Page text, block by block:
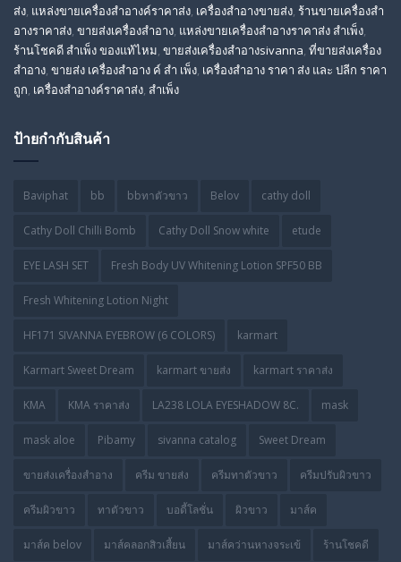
ส่ง, แหล่งขายเครื่องสําอางค์ราคาส่ง, เครื่องสําอางขายส่ง, ร้านขายเครื่องสํา
อางราคาส่ง, ขายส่งเครื่องสําอาง, แหล่งขายเครื่องสําอางราคาส่ง สําเพ็ง,
ร้านโชคดี สําเพ็ง ของแท้ไหม, ขายส่งเครื่องสําอางsivanna, ที่ขายส่งเครื่อง
สําอาง, ขายส่ง เครื่องสำอาง ค์ สำ เพ็ง, เครื่องสำอาง ราคา ส่ง และ ปลีก ราคา
ถูก, เครื่องสำอางค์ราคาส่ง, สำเพ็ง
ป้ายกำกับสินค้า
Baviphat bb bbทาตัวขาว Belov cathy doll
Cathy Doll Chilli Bomb Cathy Doll Snow white etude
EYE LASH SET Fresh Body UV Whitening Lotion SPF50 BB
Fresh Whitening Lotion Night
HF171 SIVANNA EYEBROW (6 COLORS) karmart
Karmart Sweet Dream karmart ขายส่ง karmart ราคาส่ง
KMA KMA ราคาส่ง LA238 LOLA EYESHADOW 8C. mask
mask aloe Pibamy sivanna catalog Sweet Dream
ขายส่งเครื่องสำอาง ครีม ขายส่ง ครีมทาตัวขาว ครีมปรับผิวขาว
ครีมผิวขาว ทาตัวขาว บอดี้โลชั่น ผิวขาว มาส์ค
มาส์ค belov มาส์คลอกสิวเสี้ยน มาส์คว่านหางจระเข้ ร้านโชคดี